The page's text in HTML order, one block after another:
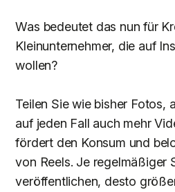
Was bedeutet das nun für
Kleinunternehmer, die auf
wollen?
Teilen Sie wie bisher Fotos,
auf jeden Fall auch mehr
fördert den Konsum und
von Reels. Je regelmäßiger
veröffentlichen, desto